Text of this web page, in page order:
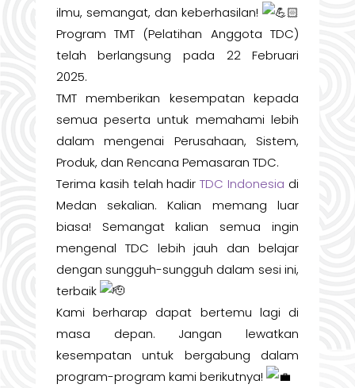
ilmu, semangat, dan keberhasilan!
Program TMT (Pelatihan Anggota TDC)
telah berlangsung pada 22 Februari
2025.
TMT memberikan kesempatan kepada
semua peserta untuk memahami lebih
dalam mengenai Perusahaan, Sistem,
Produk, dan Rencana Pemasaran TDC.
Terima kasih telah hadirTDC Indonesia di
Medan sekalian. Kalian memang luar
biasa! Semangat kalian semua ingin
mengenal TDC lebih jauh dan belajar
dengan sungguh-sungguh dalam sesi ini,
terbaik
Kami berharap dapat bertemu lagi di
masa depan. Jangan lewatkan
kesempatan untuk bergabung dalam
program-program kami berikutnya!